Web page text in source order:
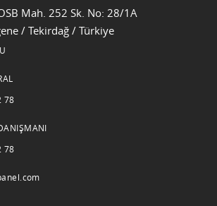
Mah. 252 Sk. No: 28/1A
/ Tekirdağ / Türkiye
78
78